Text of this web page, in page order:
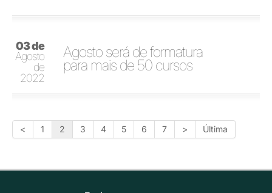
03 de
Agosto
de
2022
Agosto será de formatura
para mais de 50 cursos
< 1 2 3 4 5 6 7 > Última